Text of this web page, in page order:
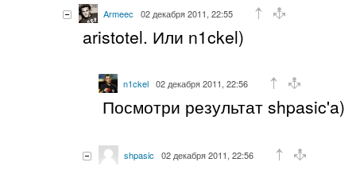
Armeec 02 декабря 2011, 22:55
aristotel. Или n1ckel)
n1ckel 02 декабря 2011, 22:56
Посмотри результат shpasic'a)
shpasic 02 декабря 2011, 22:56